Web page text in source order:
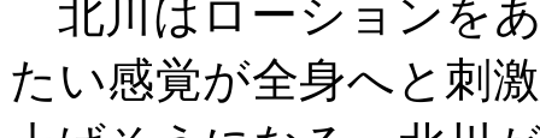
北川はローションを
たい感覚が全身へと刺